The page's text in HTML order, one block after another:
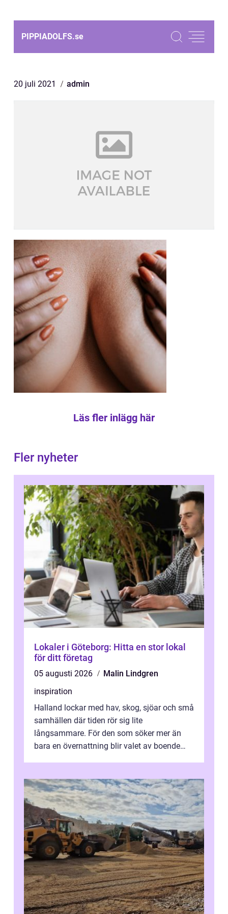
PIPPIADOLFS.se
20 juli 2021 admin
Läs fler inlägg här
Fler nyheter
Lokaler i Göteborg: Hitta en stor lokal
för ditt företag
05 augusti 2026
Malin Lindgren
inspiration
Halland lockar med hav, skog, sjöar och små
samhällen där tiden rör sig lite
långsammare. För den som söker mer än
bara en övernattning blir valet av boende